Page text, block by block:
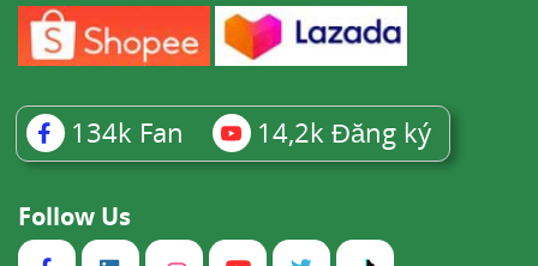
134k Fan 14,2k Đăng ký
Follow Us